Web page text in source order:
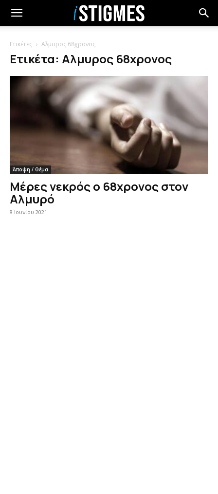
Ετικέτες Αλμυρος 68χρονος
Ετικέτα: Αλμυρος 68χρονος
Άποψη / Θέμα
Μέρες νεκρός ο 68χρονος στον
Αλμυρό
8 Ιουνίου 2021